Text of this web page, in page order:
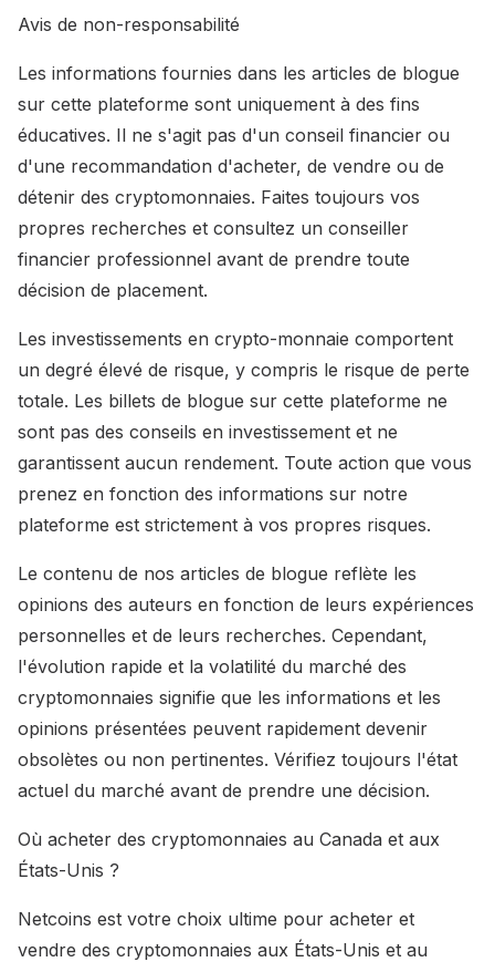
Avis de non-responsabilité
Les informations fournies dans les articles de blogue
sur cette plateforme sont uniquement à des fins
éducatives. Il ne s'agit pas d'un conseil financier ou
d'une recommandation d'acheter, de vendre ou de
détenir des cryptomonnaies. Faites toujours vos
propres recherches et consultez un conseiller
financier professionnel avant de prendre toute
décision de placement.
Les investissements en crypto-monnaie comportent
un degré élevé de risque, y compris le risque de perte
totale. Les billets de blogue sur cette plateforme ne
sont pas des conseils en investissement et ne
garantissent aucun rendement. Toute action que vous
prenez en fonction des informations sur notre
plateforme est strictement à vos propres risques.
Le contenu de nos articles de blogue reflète les
opinions des auteurs en fonction de leurs expériences
personnelles et de leurs recherches. Cependant,
l'évolution rapide et la volatilité du marché des
cryptomonnaies signifie que les informations et les
opinions présentées peuvent rapidement devenir
obsolètes ou non pertinentes. Vérifiez toujours l'état
actuel du marché avant de prendre une décision.
Où acheter des cryptomonnaies au Canada et aux
États-Unis ?
Netcoins est votre choix ultime pour acheter et
vendre des cryptomonnaies aux États-Unis et au